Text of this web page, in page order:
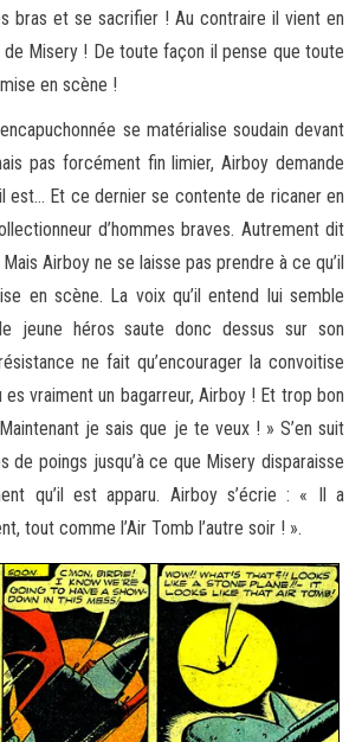
bras et se sacrifier ! Au contraire il vient en
Misery ! De toute façon il pense que toute
mise en scène !
se matérialise soudain devant
pas forcément fin limier, Airboy demande
il est… Et ce dernier se contente de ricaner en
d’hommes braves. Autrement dit
Airboy ne se laisse pas prendre à ce qu’il
en scène. La voix qu’il entend lui semble
jeune héros saute donc dessus sur son
ne fait qu’encourager la convoitise
vraiment un bagarreur, Airboy ! Et trop bon
je sais que je te veux ! » S’en suit
de poings jusqu’à ce que Misery disparaisse
qu’il est apparu. Airboy s’écrie : « Il a
tout comme l’Air Tomb l’autre soir ! ».